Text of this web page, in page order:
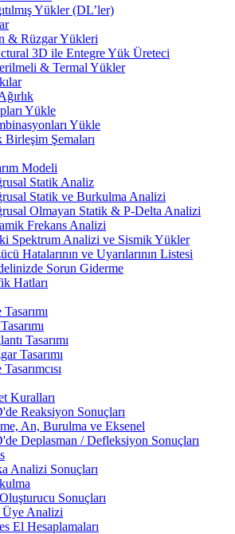
Yükler (DL’ler)
& Rüzgar Yükleri
3D ile Entegre Yük Üreteci
& Termal Yükler
Yükle
Yükle
Birleşim Şemaları
Modeli
Statik Analiz
Statik ve Burkulma Analizi
Olmayan Statik & P-Delta Analizi
Frekans Analizi
Spektrum Analizi ve Sismik Yükler
Hatalarının ve Uyarılarının Listesi
Sorun Giderme
Hatları
Tasarımı
Tasarımı
Kuralları
Reaksiyon Sonuçları
An, Burulma ve Eksenel
Deplasman / Defleksiyon Sonuçları
Analizi Sonuçları
Sonuçları
Üye Analizi
El Hesaplamaları